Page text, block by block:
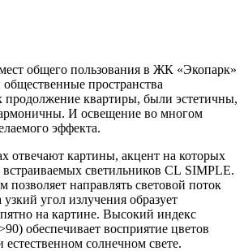
общего пользования в ЖК «Экопарк»
общественные пространства
продолжение квартиры, были эстетичны,
И освещение во многом
эффекта.
отвечают картины, акцент на которых
светильников CL SIMPLE.
направлять световой поток
угол излучения образует
на картине. Высокий индекс
обеспечивает восприятие цветов
естественном солнечном свете.